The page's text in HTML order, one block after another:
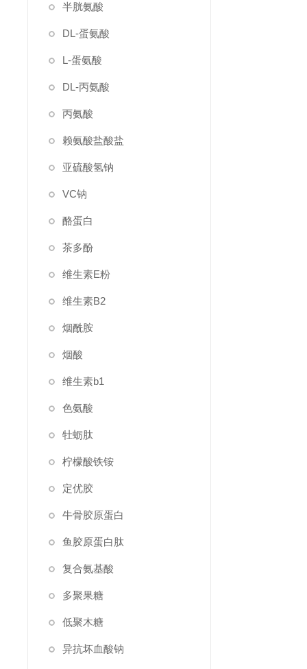
半胱氨酸
DL-蛋氨酸
L-蛋氨酸
DL-丙氨酸
丙氨酸
赖氨酸盐酸盐
亚硫酸氢钠
VC钠
酪蛋白
茶多酚
维生素E粉
维生素B2
烟酰胺
烟酸
维生素b1
色氨酸
牡蛎肽
柠檬酸铁铵
定优胶
牛骨胶原蛋白
鱼胶原蛋白肽
复合氨基酸
多聚果糖
低聚木糖
异抗坏血酸钠